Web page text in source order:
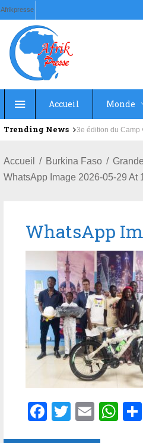
Afrikpresse
Accueil Monde
Trending News Education : la
Accueil Burkina Faso
WhatsApp Image 2026-05-29 At
WhatsApp
Facebook
Twitter
Email